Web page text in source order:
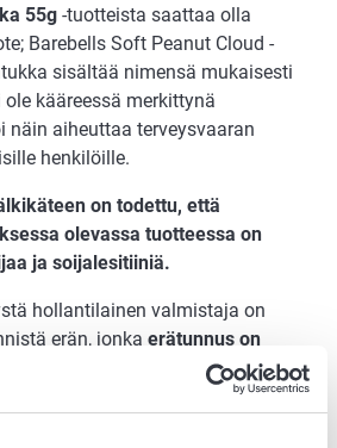
55g -tuotteista saattaa olla
Barebells Soft Peanut Cloud -
sisältää nimensä mukaisesti
kääreessä merkittynä
näin aiheuttaa terveysvaaran
henkilöille.
on todettu, että
olevassa tuotteessa on
ja soijalesitiiniä.
hollantilainen valmistaja on
erän, jonka erätunnus on
-päiväys 24.2.2027. Tuotteen